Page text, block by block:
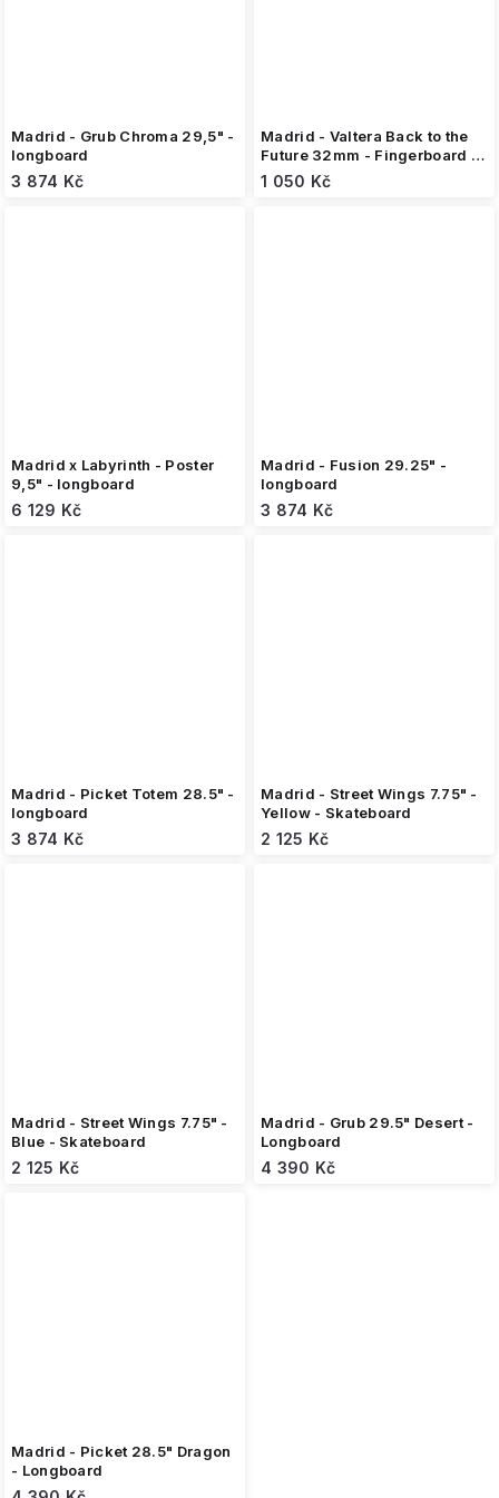
Madrid - Grub Chroma 29,5" -
longboard
3 874 Kč
Madrid - Valtera Back to the
Future 32mm - Fingerboard –
Limited Edition
1 050 Kč
Madrid x Labyrinth - Poster
9,5" - longboard
6 129 Kč
Madrid - Fusion 29.25" -
longboard
3 874 Kč
Madrid - Picket Totem 28.5" -
longboard
3 874 Kč
Madrid - Street Wings 7.75" -
Yellow - Skateboard
2 125 Kč
Madrid - Street Wings 7.75" -
Blue - Skateboard
2 125 Kč
Madrid - Grub 29.5" Desert -
Longboard
4 390 Kč
Madrid - Picket 28.5" Dragon
- Longboard